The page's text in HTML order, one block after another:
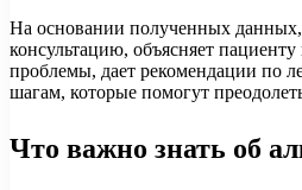
На основании полученных
консультацию, объясняет
проблемы, дает рекомендации по
шагам, которые помогут
Что важно знать об